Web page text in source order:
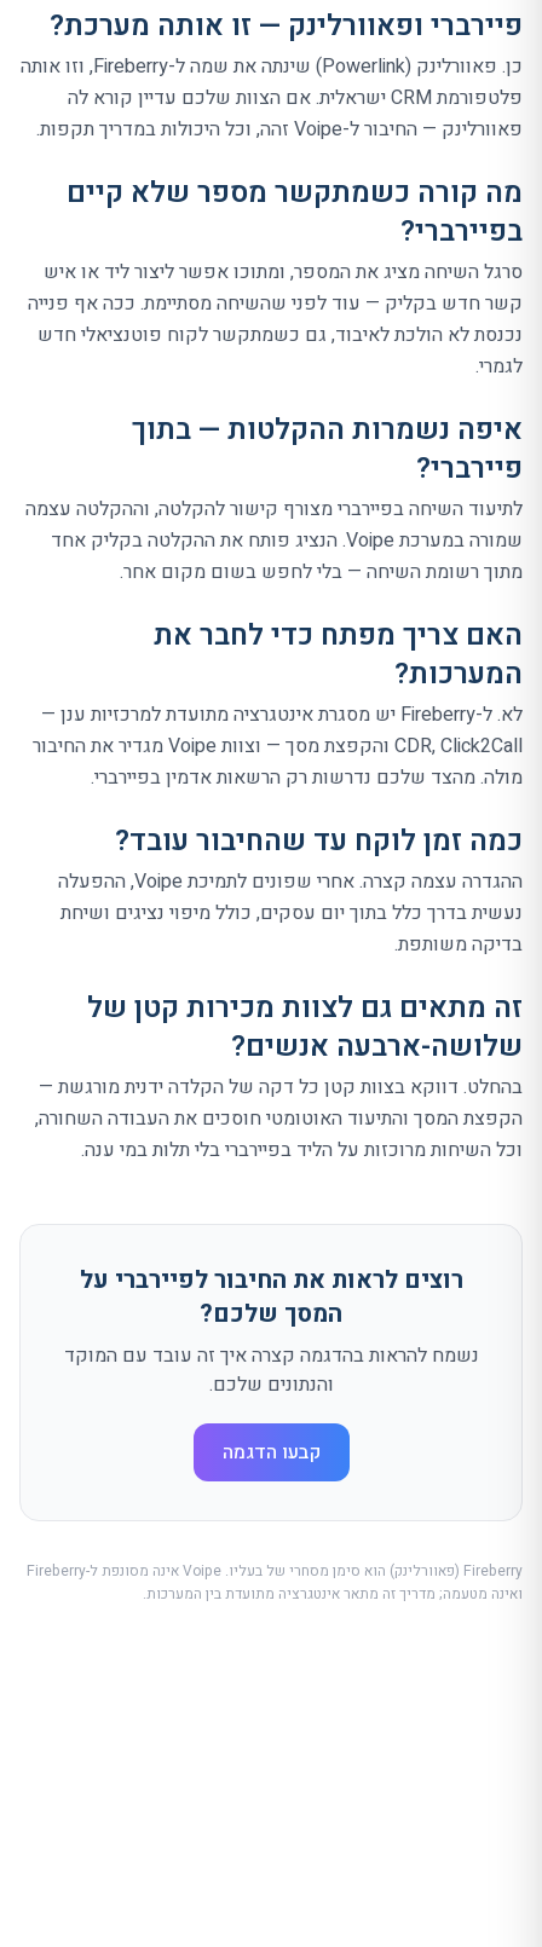
פיירברי ופאוורלינק — זו אותה מערכת?
כן. פאוורלינק (Powerlink) שינתה את שמה ל-Fireberry, וזו אותה
פלטפורמת CRM ישראלית. אם הצוות שלכם עדיין קורא לה
פאוורלינק — החיבור ל-Voipe זהה, וכל היכולות במדריך תקפות.
מה קורה כשמתקשר מספר שלא קיים
בפיירברי?
סרגל השיחה מציג את המספר, ומתוכו אפשר ליצור ליד או איש
קשר חדש בקליק — עוד לפני שהשיחה מסתיימת. ככה אף פנייה
נכנסת לא הולכת לאיבוד, גם כשמתקשר לקוח פוטנציאלי חדש
לגמרי.
איפה נשמרות ההקלטות — בתוך
פיירברי?
לתיעוד השיחה בפיירברי מצורף קישור להקלטה, וההקלטה עצמה
שמורה במערכת Voipe. הנציג פותח את ההקלטה בקליק אחד
מתוך רשומת השיחה — בלי לחפש בשום מקום אחר.
האם צריך מפתח כדי לחבר את
המערכות?
לא. ל-Fireberry יש מסגרת אינטגרציה מתועדת למרכזיות ענן —
CDR, Click2Call והקפצת מסך — וצוות Voipe מגדיר את החיבור
מולה. מהצד שלכם נדרשות רק הרשאות אדמין בפיירברי.
כמה זמן לוקח עד שהחיבור עובד?
ההגדרה עצמה קצרה. אחרי שפונים לתמיכת Voipe, ההפעלה
נעשית בדרך כלל בתוך יום עסקים, כולל מיפוי נציגים ושיחת
בדיקה משותפת.
זה מתאים גם לצוות מכירות קטן של
שלושה-ארבעה אנשים?
בהחלט. דווקא בצוות קטן כל דקה של הקלדה ידנית מורגשת —
הקפצת המסך והתיעוד האוטומטי חוסכים את העבודה השחורה,
וכל השיחות מרוכזות על הליד בפיירברי בלי תלות במי ענה.
רוצים לראות את החיבור לפיירברי על
המסך שלכם?
נשמח להראות בהדגמה קצרה איך זה עובד עם המוקד
והנתונים שלכם.
קבעו הדגמה
Fireberry (פאוורלינק) הוא סימן מסחרי של בעליו. Voipe אינה מסונפת ל-Fireberry
ואינה מטעמה; מדריך זה מתאר אינטגרציה מתועדת בין המערכות.